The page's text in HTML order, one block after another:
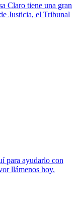
Claro tiene una gran
Justicia, el Tribunal
para ayudarlo con
llámenos hoy.